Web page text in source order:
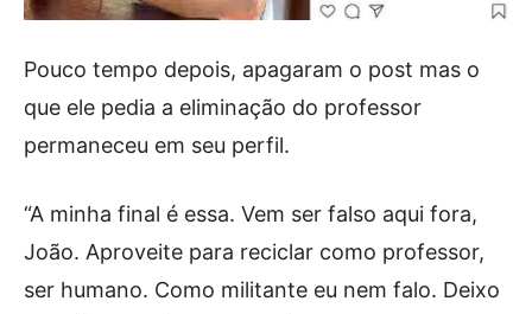
Pouco tempo depois, apagaram o post mas o
que ele pedia a eliminação do professor
permaneceu em seu perfil.
“A minha final é essa. Vem ser falso aqui fora,
João. Aproveite para reciclar como professor,
ser humano. Como militante eu nem falo. Deixo